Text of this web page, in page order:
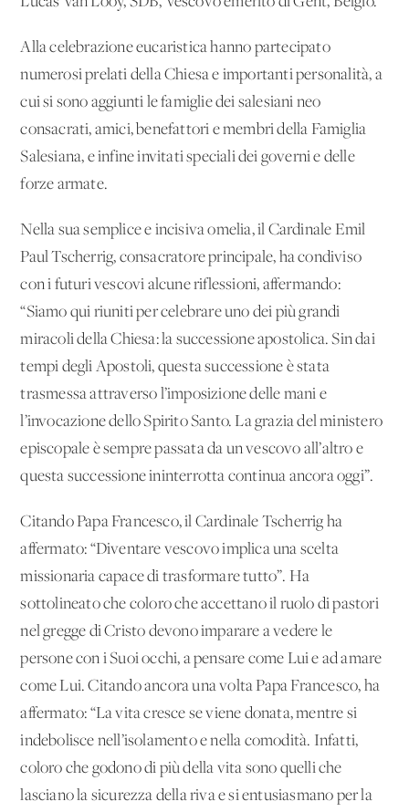
Alla celebrazione eucaristica hanno partecipato
numerosi prelati della Chiesa e importanti personalità, a
cui si sono aggiunti le famiglie dei salesiani neo
consacrati, amici, benefattori e membri della Famiglia
Salesiana, e infine invitati speciali dei governi e delle
forze armate.
Nella sua semplice e incisiva omelia, il Cardinale Emil
Paul Tscherrig, consacratore principale, ha condiviso
con i futuri vescovi alcune riflessioni, affermando:
“Siamo qui riuniti per celebrare uno dei più grandi
miracoli della Chiesa: la successione apostolica. Sin dai
tempi degli Apostoli, questa successione è stata
trasmessa attraverso l’imposizione delle mani e
l’invocazione dello Spirito Santo. La grazia del ministero
episcopale è sempre passata da un vescovo all’altro e
questa successione ininterrotta continua ancora oggi”.
Citando Papa Francesco, il Cardinale Tscherrig ha
affermato: “Diventare vescovo implica una scelta
missionaria capace di trasformare tutto”. Ha
sottolineato che coloro che accettano il ruolo di pastori
nel gregge di Cristo devono imparare a vedere le
persone con i Suoi occhi, a pensare come Lui e ad amare
come Lui. Citando ancora una volta Papa Francesco, ha
affermato: “La vita cresce se viene donata, mentre si
indebolisce nell’isolamento e nella comodità. Infatti,
coloro che godono di più della vita sono quelli che
lasciano la sicurezza della riva e si entusiasmano per la